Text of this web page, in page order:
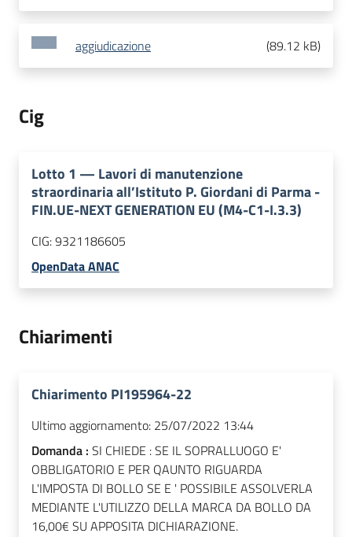
aggiudicazione (89.12 kB)
Cig
Lotto 1 — Lavori di manutenzione
straordinaria all’Istituto P. Giordani di Parma -
FIN.UE-NEXT GENERATION EU (M4-C1-I.3.3)
CIG:9321186605
OpenData ANAC
Chiarimenti
Chiarimento PI195964-22
Ultimo aggiornamento: 25/07/2022 13:44
Domanda : SI CHIEDE : SE IL SOPRALLUOGO E'
OBBLIGATORIO E PER QAUNTO RIGUARDA
L'IMPOSTA DI BOLLO SE E ' POSSIBILE ASSOLVERLA
MEDIANTE L'UTILIZZO DELLA MARCA DA BOLLO DA
16,00€ SU APPOSITA DICHIARAZIONE.